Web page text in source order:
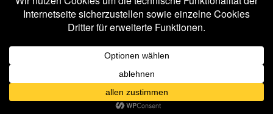
Impressum
Stolz präsentiert von WordPress